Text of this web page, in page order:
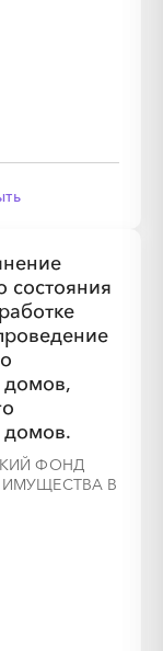
состояния
домов,
домов.
ФОНД
В